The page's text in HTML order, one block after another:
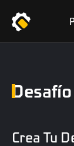
Crea Tu